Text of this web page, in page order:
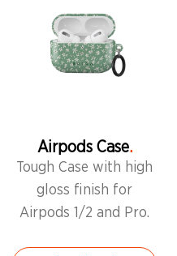
Airpods Case
Tough Case with high
gloss finish for
Airpods 1/2 and Pro.